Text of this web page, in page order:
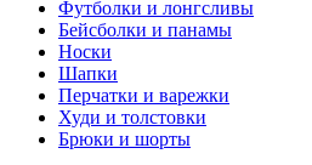
Футболки и лонгсливы
Бейсболки и панамы
Носки
Шапки
Перчатки и варежки
Худи и толстовки
Брюки и шорты